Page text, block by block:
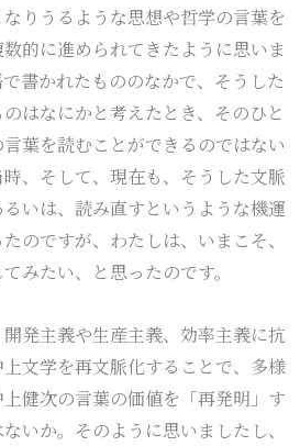
りうるような思想や哲学の言葉を
数的に進められてきたように思いま
書かれたもののなかで、そうした
はなにかと考えたとき、そのひと
葉を読むことができるのではない
、そして、現在も、そうした文脈
いは、読み直すというような機運
のですが、わたしは、いまこそ、
みたい、と思ったのです。
発主義や生産主義、効率主義に抗
文学を再文脈化することで、多様
健次の言葉の価値を「再発明」す
いか。そのように思いましたし、